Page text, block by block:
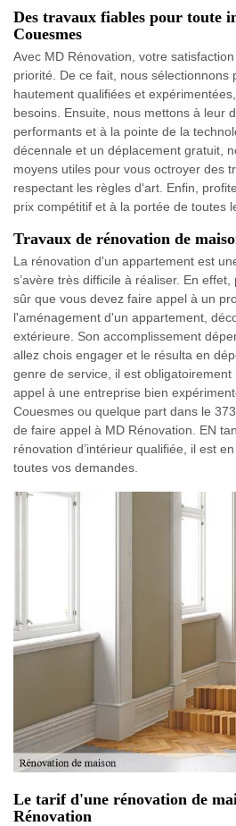
Des travaux fiables pour toute
Couesmes
Avec MD Rénovation, votre
priorité. De ce fait, nous sélectionnons
hautement qualifiées et
besoins. Ensuite, nous mettons à leur
performants et à la pointe de la
décennale et un déplacement gratuit,
moyens utiles pour vous octroyer des
respectant les règles d'art. Enfin,
prix compétitif et à la portée de toutes
Travaux de rénovation de
La rénovation d'un appartement est
s’avère très difficile à réaliser. En
sûr que vous devez faire appel à un
l'aménagement d'un appartement,
extérieure. Son accomplissement
allez chois engager et le résulta en
genre de service, il est
appel à une entreprise bien
Couesmes ou quelque part dans le
de faire appel à MD Rénovation. EN
rénovation d’intérieur qualifiée, il est
toutes vos demandes.
Le tarif d'une rénovation de
Rénovation